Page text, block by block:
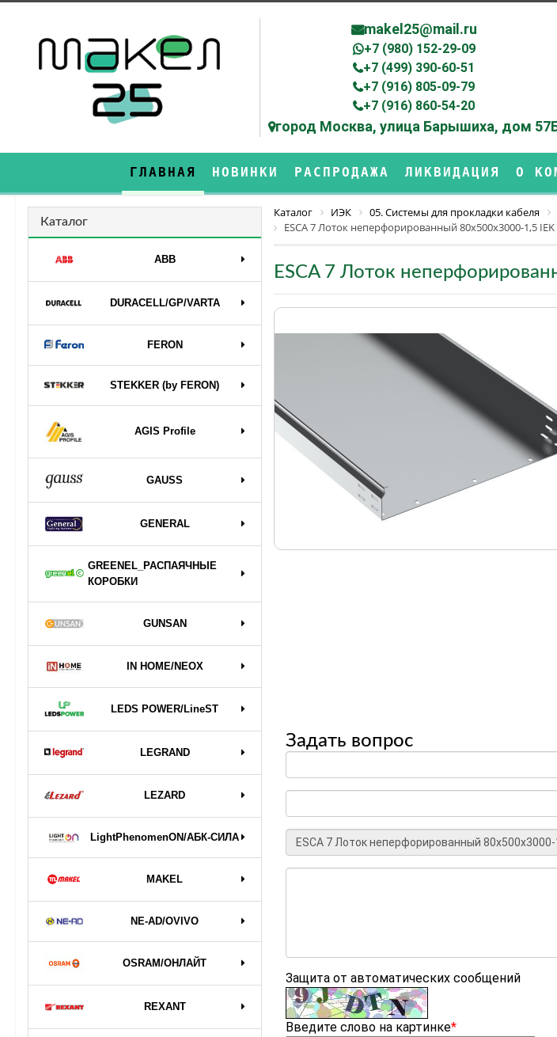
makel25@mail.ru
+7 (980) 152-29-09
+7 (499) 390-60-51
+7 (916) 805-09-79
+7 (916) 860-54-20
город Москва, улица Барышиха, дом
ГЛАВНАЯ НОВИНКИ РАСПРОДАЖА ЛИКВИДАЦИЯ О
Каталог
ABB
DURAСELL/GP/VARTA
FERON
STEKKER (by FERON)
AGIS Profile
GAUSS
GENERAL
GREENEL_РАСПАЯЧНЫЕ
КОРОБКИ
GUNSAN
IN HOME/NEOX
LEDS POWER/LineST
LEGRAND
LEZARD
LightPhenomenON/АБК-СИЛА
MAKEL
NE-AD/OVIVO
OSRAM/ОНЛАЙТ
REXANT
Каталог ИЭК 05. Системы для прокладки кабеля
ESCA 7 Лоток неперфорированный 80х500х3000-1,5 IEK
ESCA 7 Лоток
Задать вопрос
Защита от автоматических сообщений
Введите слово на картинке*